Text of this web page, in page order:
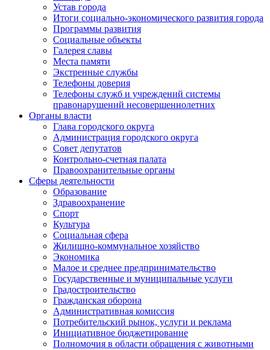
Устав города
Итоги социально-экономического развития города
Программы развития
Социальные объекты
Галерея славы
Места памяти
Экстренные службы
Телефоны доверия
Телефоны служб и учреждений системы
правонарушений несовершеннолетних
Органы власти
Глава городского округа
Администрация городcкого округа
Совет депутатов
Контрольно-счетная палата
Правоохранительные органы
Сферы деятельности
Образование
Здравоохранение
Спорт
Культура
Социальная сфера
Жилищно-коммунальное хозяйство
Экономика
Малое и среднее предпринимательство
Государственные и муниципальные услуги
Градостроительство
Гражданская оборона
Административная комиссия
Потребительский рынок, услуги и реклама
Инициативное бюджетирование
Полномочия в области обращения с животными